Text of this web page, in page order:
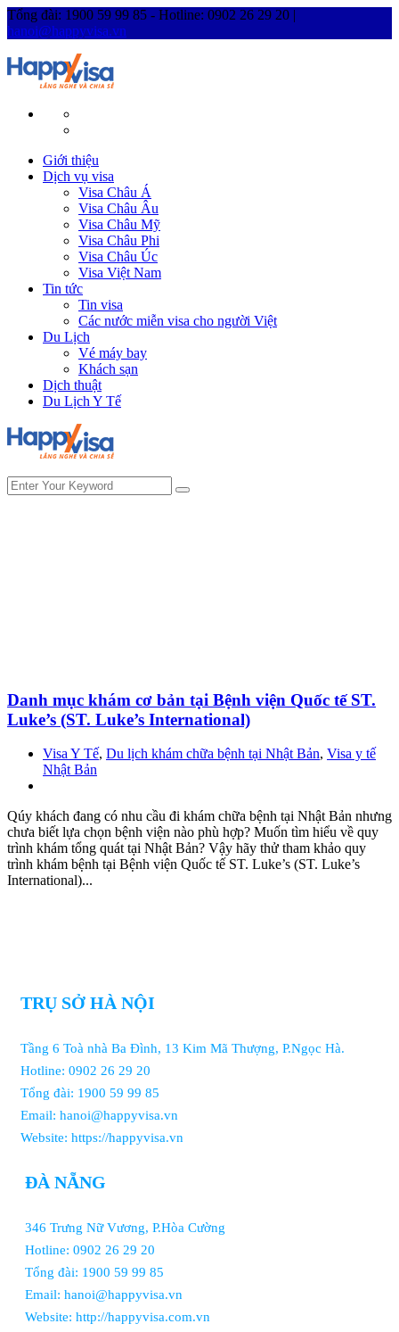
Tổng đài: 1900 59 99 85 - Hotline: 0902 26 29 20 |
hanoi@happyvisa.vn
Giới thiệu
Dịch vụ visa
Visa Châu Á
Visa Châu Âu
Visa Châu Mỹ
Visa Châu Phi
Visa Châu Úc
Visa Việt Nam
Tin tức
Tin visa
Các nước miễn visa cho người Việt
Du Lịch
Vé máy bay
Khách sạn
Dịch thuật
Du Lịch Y Tế
Danh mục khám cơ bản tại Bệnh viện Quốc tế ST.
Luke’s (ST. Luke’s International)
Visa Y Tế, Du lịch khám chữa bệnh tại Nhật Bản, Visa y tế
Nhật Bản
Qúy khách đang có nhu cầu đi khám chữa bệnh tại Nhật Bản nhưng
chưa biết lựa chọn bệnh viện nào phù hợp? Muốn tìm hiểu về quy
trình khám tổng quát tại Nhật Bản? Vậy hãy thử tham khảo quy
trình khám bệnh tại Bệnh viện Quốc tế ST. Luke’s (ST. Luke’s
International)...
TRỤ SỞ HÀ NỘI
Tầng 6 Toà nhà Ba Đình, 13 Kim Mã Thượng, P.Ngọc Hà.
Hotline: 0902 26 29 20
Tổng đài: 1900 59 99 85
Email: hanoi@happyvisa.vn
Website: https://happyvisa.vn
ĐÀ NẴNG
346 Trưng Nữ Vương, P.Hòa Cường
Hotline: 0902 26 29 20
Tổng đài: 1900 59 99 85
Email: hanoi@happyvisa.vn
Website: http://happyvisa.com.vn